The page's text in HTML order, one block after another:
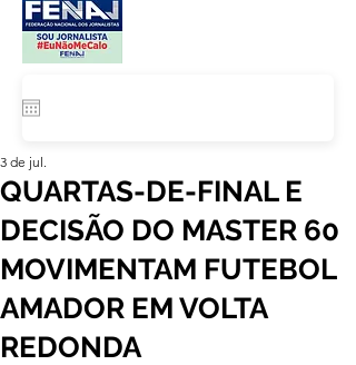
QUARTAS-DE-FINAL E
DECISÃO DO MASTER 60
MOVIMENTAM FUTEBOL
AMADOR EM VOLTA
REDONDA
3 de jul.